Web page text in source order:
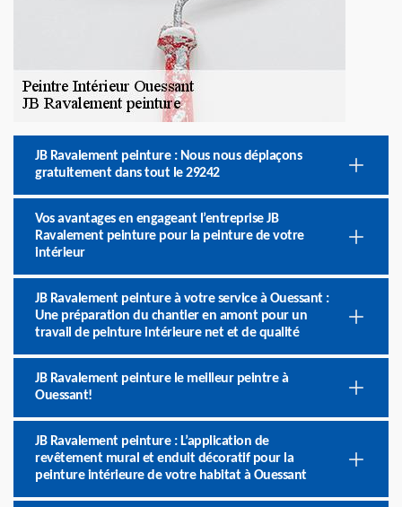
JB Ravalement peinture : Nous nous déplaçons
gratuitement dans tout le 29242
Vos avantages en engageant l’entreprise JB
Ravalement peinture pour la peinture de votre
intérieur
JB Ravalement peinture à votre service à Ouessant :
Une préparation du chantier en amont pour un
travail de peinture intérieure net et de qualité
JB Ravalement peinture le meilleur peintre à
Ouessant!
JB Ravalement peinture : L’application de
revêtement mural et enduit décoratif pour la
peinture intérieure de votre habitat à Ouessant